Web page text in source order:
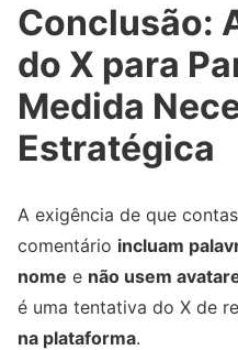
Conclusão:
do X para
Medida
Estratégica
A exigência de que
comentário incluam
nome e não usem
é uma tentativa do X de
na plataforma.